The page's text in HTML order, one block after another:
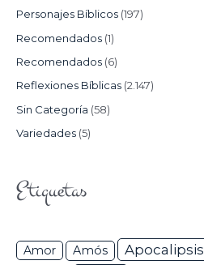
Personajes Bíblicos (197)
Recomendados (1)
Recomendados (6)
Reflexiones Bíblicas (2.147)
Sin Categoría (58)
Variedades (5)
Etiquetas
Amor Amós Apocalipsis